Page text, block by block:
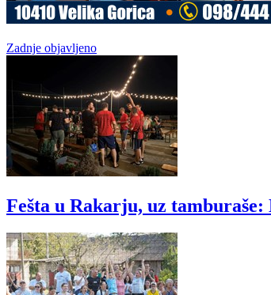
Zadnje objavljeno
Fešta u Rakarju, uz